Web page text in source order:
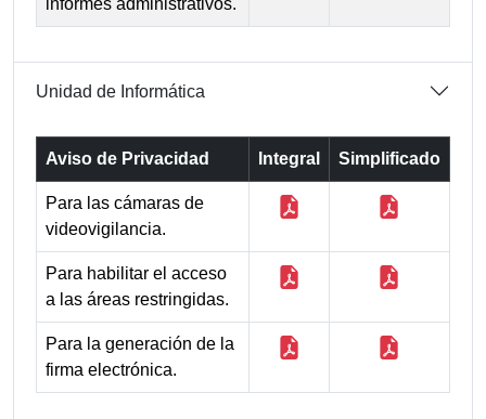
informes administrativos.
Unidad de Informática
Aviso de Privacidad Integral Simplificado
Para las cámaras de
videovigilancia.
Para habilitar el acceso
a las áreas restringidas.
Para la generación de la
firma electrónica.